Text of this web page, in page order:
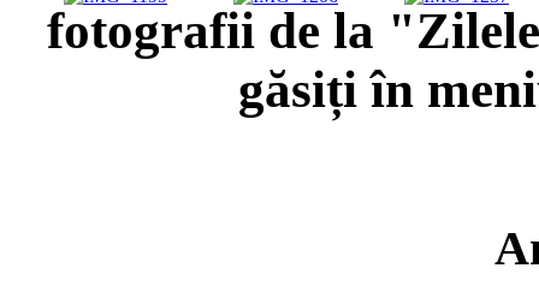
fotografii de la
găsiți în